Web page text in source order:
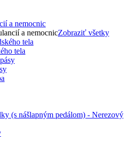
a nemocnic
a nemocnicZobraziť všetky
tela